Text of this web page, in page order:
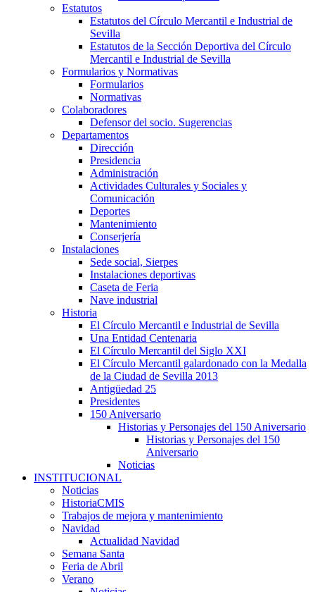
Estatutos
Estatutos del Círculo Mercantil e Industrial de
Sevilla
Estatutos de la Sección Deportiva del Círculo
Mercantil e Industrial de Sevilla
Formularios y Normativas
Formularios
Normativas
Colaboradores
Defensor del socio. Sugerencias
Departamentos
Dirección
Presidencia
Administración
Actividades Culturales y Sociales y
Comunicación
Deportes
Mantenimiento
Conserjería
Instalaciones
Sede social, Sierpes
Instalaciones deportivas
Caseta de Feria
Nave industrial
Historia
El Círculo Mercantil e Industrial de Sevilla
Una Entidad Centenaria
El Círculo Mercantil del Siglo XXI
El Círculo Mercantil galardonado con la Medalla
de la Ciudad de Sevilla 2013
Antigüedad 25
Presidentes
150 Aniversario
Historias y Personajes del 150 Aniversario
Historias y Personajes del 150
Aniversario
Noticias
INSTITUCIONAL
Noticias
HistoriaCMIS
Trabajos de mejora y mantenimiento
Navidad
Actualidad Navidad
Semana Santa
Feria de Abril
Verano